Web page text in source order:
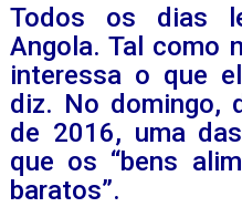
Todos os dias
Angola. Tal como
interessa o que
diz. No domingo,
de 2016, uma
que os “bens
baratos”.